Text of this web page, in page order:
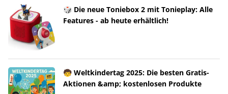
🎲 Die neue Toniebox 2 mit Tonieplay: Alle
Features - ab heute erhältlich!
🧒 Weltkindertag 2025: Die besten Gratis-
Aktionen &amp; kostenlosen Produkte